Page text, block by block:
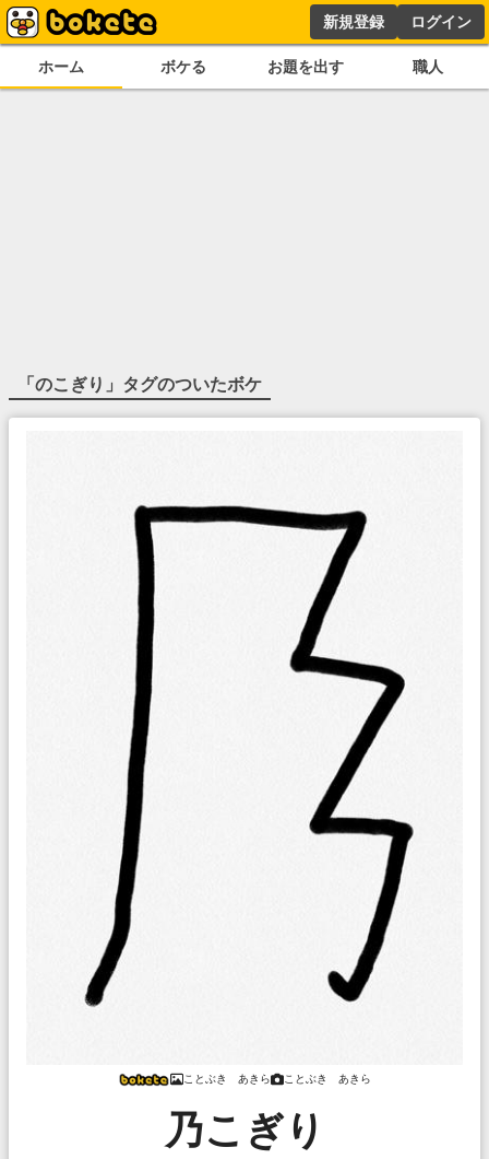
新規登録 ログイン
ホーム ボケる お題を出す 職人
「のこぎり 」タグのついたボケ
ことぶき あきら ことぶき あきら
乃こぎり